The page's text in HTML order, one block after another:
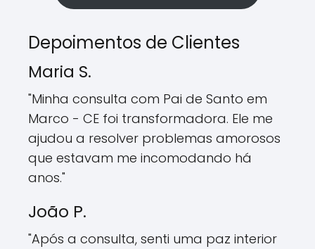
Depoimentos de Clientes
Maria S.
"Minha consulta com Pai de Santo em
Marco - CE foi transformadora. Ele me
ajudou a resolver problemas amorosos
que estavam me incomodando há
anos."
João P.
"Após a consulta, senti uma paz interior